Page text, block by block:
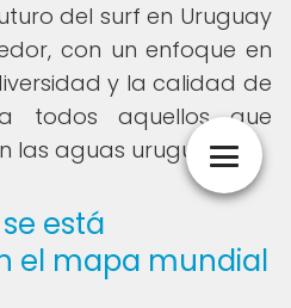
del surf en Uruguay
con un enfoque en
y la calidad de
todos aquellos que
las aguas uruguayas.
está
el mapa mundial